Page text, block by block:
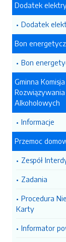
Dodatek
Dodatek
Bon
Bon
Gminna Komisja
Alkoholowych
Informacje
Przemoc
Zespół
Zadania
Procedura
Karty
Informator